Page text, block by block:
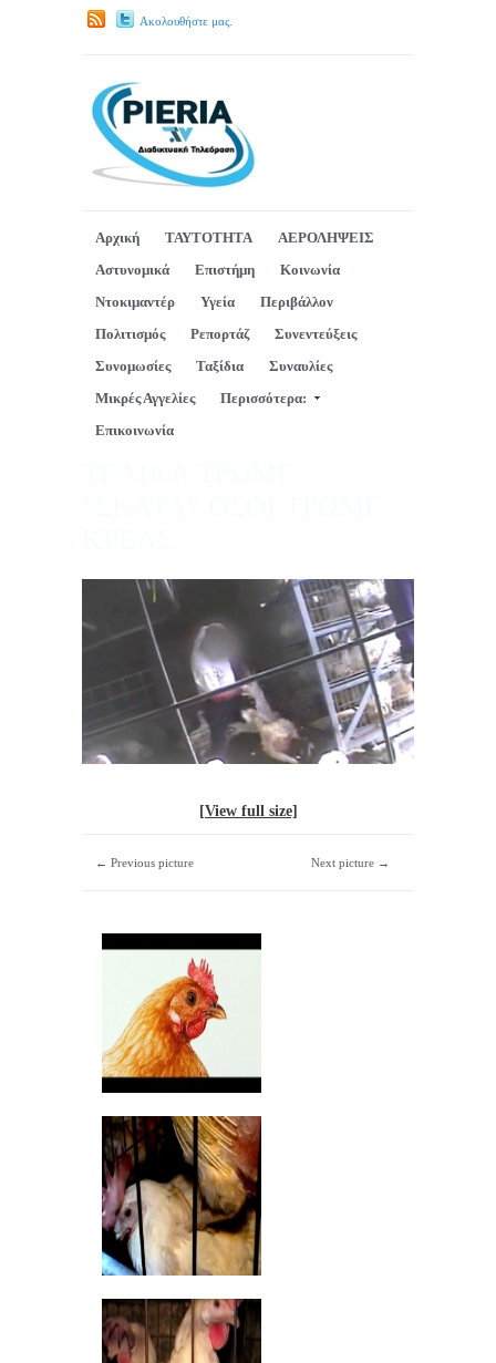
Ακολουθήστε μας.
Αρχική ΤΑΥΤΟΤΗΤΑ
ΑΕΡΟΛΗΨΕΙΣ
Αστυνομικά
Επιστήμη
Κοινωνία
Ντοκιμαντέρ
Υγεία
Περιβάλλον
Πολιτισμός
Ρεπορτάζ
Συνεντεύξεις
Συνομωσίες
Ταξίδια
Συναυλίες
Μικρές Αγγελίες
Περισσότερα:
Επικοινωνία
[View full size]
← Previous picture Next picture →